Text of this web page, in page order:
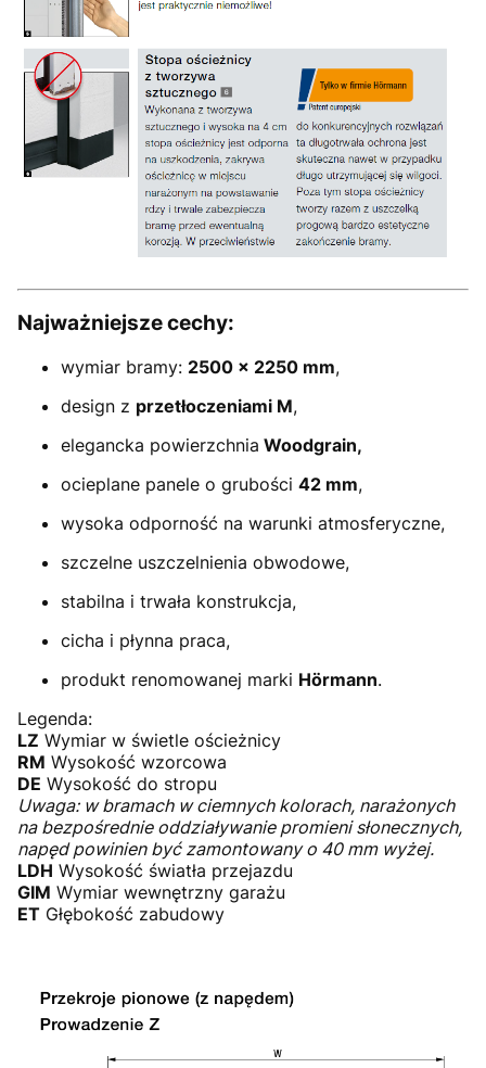
Najważniejsze cechy:
wymiar bramy: 2500 × 2250 mm,
design z przetłoczeniami M,
elegancka powierzchnia Woodgrain,
ocieplane panele o grubości 42 mm,
wysoka odporność na warunki atmosferyczne,
szczelne uszczelnienia obwodowe,
stabilna i trwała konstrukcja,
cicha i płynna praca,
produkt renomowanej marki Hörmann.
Legenda:
LZ Wymiar w świetle ościeżnicy
RM Wysokość wzorcowa
DE Wysokość do stropu
Uwaga: w bramach w ciemnych kolorach, narażonych
na bezpośrednie oddziaływanie promieni słonecznych,
napęd powinien być zamontowany o 40 mm wyżej.
LDH Wysokość światła przejazdu
GIM Wymiar wewnętrzny garażu
ET Głębokość zabudowy